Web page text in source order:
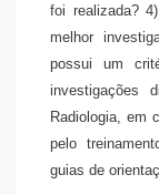
foi realizada?
melhor
possui um
investigações
Radiologia, em
pelo
guias de